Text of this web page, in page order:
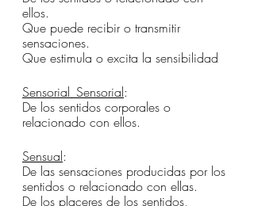
ellos.
Que puede recibir o transmitir
sensaciones.
Que estimula o excita la sensibilidad
Sensorial_Sensorial:
De los sentidos corporales o
relacionado con ellos.
Sensual:
De las sensaciones producidas por los
sentidos o relacionado con ellas.
De los placeres de los sentidos,